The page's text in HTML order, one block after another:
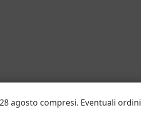
agosto compresi. Eventuali ordini